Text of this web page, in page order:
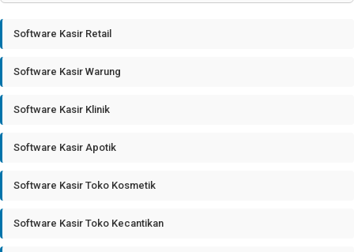
Software Kasir Retail
Software Kasir Warung
Software Kasir Klinik
Software Kasir Apotik
Software Kasir Toko Kosmetik
Software Kasir Toko Kecantikan